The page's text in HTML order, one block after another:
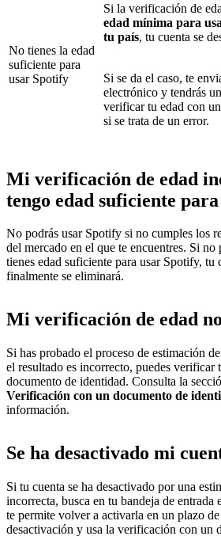
No tienes la edad
suficiente para
usar Spotify
Si la verificación de
edad mínima para
tu país, tu cuenta se
Si se da el caso, te
electrónico y tendrás
verificar tu edad con
si se trata de un error.
Mi verificación de edad
tengo edad suficiente
No podrás usar Spotify si no cumples los
del mercado en el que te encuentres. Si
tienes edad suficiente para usar Spotify, tu
finalmente se eliminará.
Mi verificación de edad
Si has probado el proceso de estimación
el resultado es incorrecto, puedes verificar
documento de identidad. Consulta la
Verificación con un documento de
información.
Se ha desactivado mi
Si tu cuenta se ha desactivado por una
incorrecta, busca en tu bandeja de entrada
te permite volver a activarla en un plazo
desactivación y usa la verificación con un